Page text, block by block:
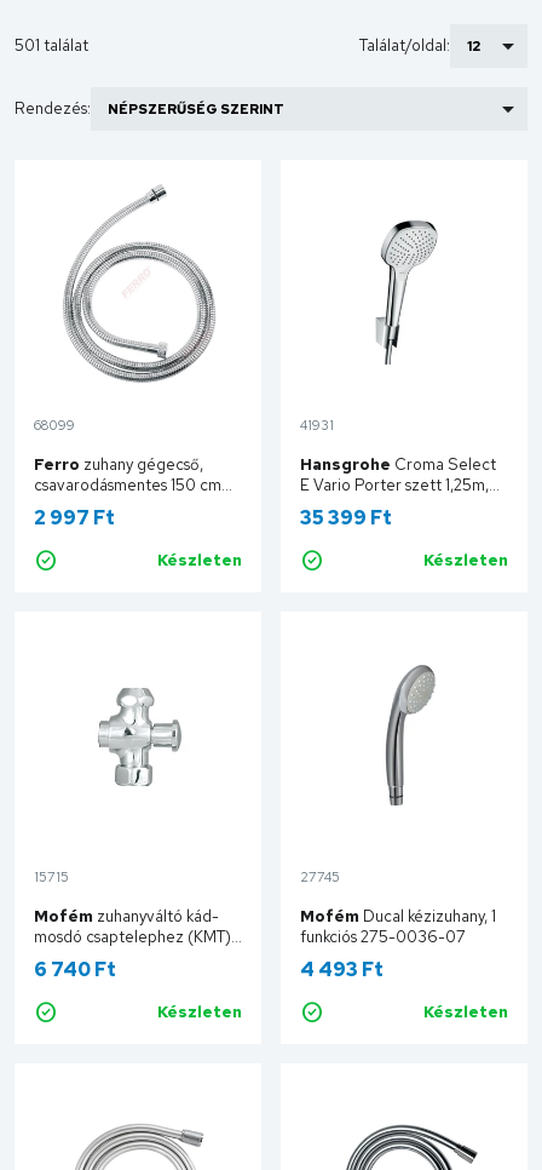
501 találat Találat/oldal:
Rendezés:
68099
Ferro zuhany gégecső,
csavarodásmentes 150 cm
W12
2 997 Ft
Készleten
Kosárba
41931
Hansgrohe Croma Select
E Vario Porter szett 1,25m,
króm/fehér 26425400
35 399 Ft
Készleten
Kosárba
15715
Mofém zuhanyváltó kád-
mosdó csaptelephez (KMT)
273-0034-06
6 740 Ft
Készleten
Kosárba
27745
Mofém Ducal kézizuhany, 1
funkciós 275-0036-07
4 493 Ft
Készleten
Kosárba